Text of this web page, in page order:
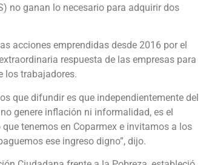
no ganan lo necesario para adquirir dos
acciones emprendidas desde 2016 por el
respuesta de las empresas para
los trabajadores.
que difundir es que independientemente del
genere inflación ni informalidad, es el
tenemos en Coparmex e invitamos a los
ese ingreso digno”, dijo.